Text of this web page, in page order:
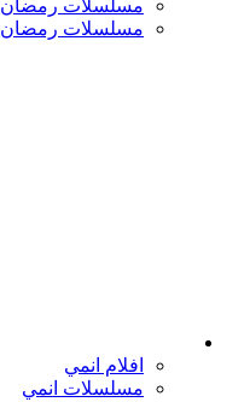
مسلسلات رمضان 2022
مسلسلات رمضان 2021
افلام انمي
مسلسلات انمي